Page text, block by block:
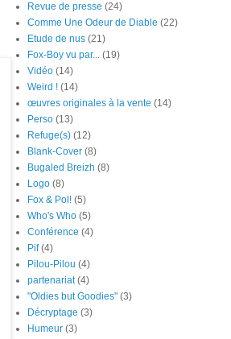
Revue de presse (24)
Comme Une Odeur de Diable (22)
Etude de nus (21)
Fox-Boy vu par... (19)
Vidéo (14)
Weird ! (14)
œuvres originales à la vente (14)
Perso (13)
Refuge(s) (12)
Blank-Cover (8)
Bugaled Breizh (8)
Logo (8)
Fox & Pol! (5)
Who's Who (5)
Conférence (4)
Pif (4)
Pilou-Pilou (4)
partenariat (4)
"Oldies but Goodies" (3)
Décryptage (3)
Humeur (3)